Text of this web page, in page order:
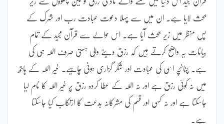
بحث لایا ہے۔ ان میں سے پہلا دعوت عبادت رب اور شرک کے
پس منظر میں زیر بحث آیا ہے۔ اس حوالے سے قرآن مجید کے تمام
بیانات یہ واضح کرتے ہیں کہ رزق دینے والی ہستی صرف اللہ ہی کی
ہے۔ چنانچہ اسی کی عبادت اور شکر گزاری ہونی چاہیے۔ غیر اللہ کے ہاتھ
میں نہ کوئی رزق ہے اور نہ اللہ کے عطا کردہ رزق پر غیر اللہ کا نام لیا
جاسکتا ہے اور نہ کسی اور قسم کی مشرکانہ بدعت کا ارتکاب کیا جاسکتا
ہے۔